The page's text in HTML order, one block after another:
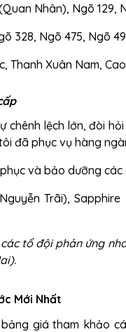
Nhân), Ngõ 129,
328, Ngõ 475, Ngõ
Thanh Xuân Nam,
lệch lớn, đòi
đã phục vụ hàng
và bảo dưỡng
Trãi),
tổ đội phản ứng
Mới Nhất
giá tham khảo